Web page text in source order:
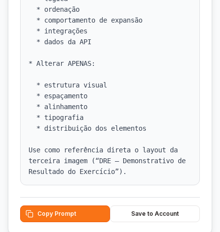
* Alterar APENAS:
Use como referência direta o layout da
terceira imagem (“DRE — Demonstrativo de
Resultado do Exercício”).
Copy Prompt Save to Account